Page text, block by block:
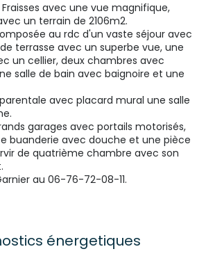
avec une vue magnifique,
un terrain de 2106m2.
au rdc d'un vaste séjour avec
terrasse avec un superbe vue, une
un cellier, deux chambres avec
salle de bain avec baignoire et une
avec placard mural une salle
garages avec portails motorisés,
buanderie avec douche et une pièce
de quatrième chambre avec son
au 06-76-72-08-11.
énergetiques